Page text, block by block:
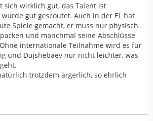
sich wirklich gut, das Talent ist
gut gescoutet. Auch in der EL hat
Spiele gemacht, er muss nur physisch
und manchmal seine Abschlüsse
internationale Teilnahme wird es für
und Dujshebaev nur nicht leichter, was
trotzdem ärgerlich, so ehrlich